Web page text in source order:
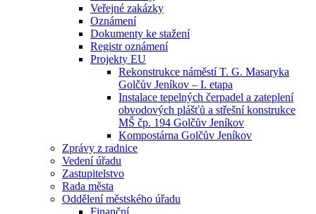
Veřejné zakázky
Oznámení
Dokumenty ke stažení
Registr oznámení
Projekty EU
Rekonstrukce náměstí T. G. Masaryka
Golčův Jeníkov – I. etapa
Instalace tepelných čerpadel a zateplení
obvodových plášťů a střešní konstrukce
MŠ čp. 194 Golčův Jeníkov
Kompostárna Golčův Jeníkov
Zprávy z radnice
Vedení úřadu
Zastupitelstvo
Rada města
Oddělení městského úřadu
Finanční